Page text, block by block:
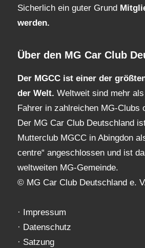
Sicherlich ein guter Grund
werden.
Über den MG Car Club
Der MGCC ist einer der
der Welt. Weltweit sind mehr
Fahrer in zahlreichen MG-Clubs
Der MG Car Club Deutschland
Mutterclub MGCC in Abingdon
centre“ angeschlossen und ist
weltweiten MG-Gemeinde.
© MG Car Club Deutschland e.
· Impressum
· Datenschutz
· Satzung